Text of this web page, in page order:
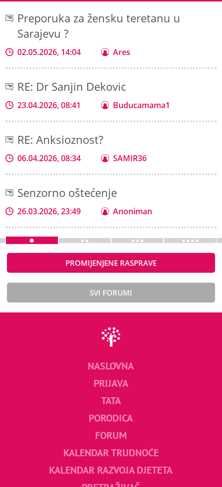
Preporuka za žensku teretanu u
Sarajevu ?
02.05.2026, 14:04 Ares
RE: Dr Sanjin Dekovic
23.04.2026, 08:41 Buducamama1
RE: Anksioznost?
06.04.2026, 08:34 SAMIR36
Senzorno oštećenje
26.03.2026, 23:49 Anoniman
PROMIJENJENE RASPRAVE
SVI FORUMI
NASLOVNA
PRIJAVA
TATA
PORODICA
FORUM
KALENDAR TRUDNOĆE
KALENDAR RAZVOJA DJETETA